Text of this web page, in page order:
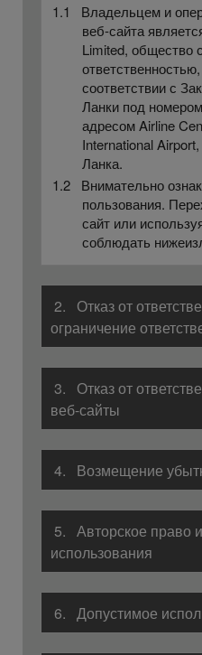
1.1 Владельцем и
веб-сайта
Limited, общество
соответствии с
Ланки под
адресом Airline
International
Ланка.
1.2 Внимательно
пользования.
сайт или
соблюдать
2. Отказ от
ограничение
3. Отказ от
веб-сайты
4. Возмещение
5. Авторское право
использования
6. Допустимое